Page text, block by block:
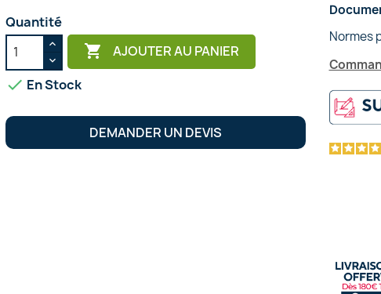
Quantité
 AJOUTER AU PANIER
 En Stock
DEMANDER UN DEVIS
Normes